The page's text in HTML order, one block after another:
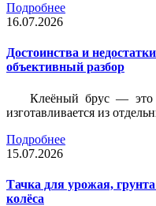
Подробнее
16.07.2026
Достоинства и
объективный разбор
Клеёный брус — это
изготавливается из
Подробнее
15.07.2026
Тачка для урожая,
колёса